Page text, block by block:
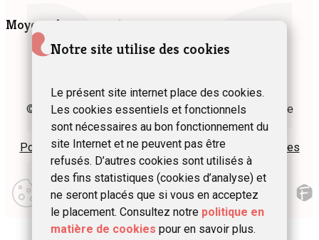
Moyens de paiement
Modifier
mes
préférences
d\’utilisation
© 2024 Fédération des Gîtes et Chambres d’hôtes de
Wallonie asbl
Politique de confidentialitéPlan du siteMentions légales
Notre site utilise des cookies
Le présent site internet place des cookies.
Les cookies essentiels et fonctionnels
sont nécessaires au bon fonctionnement du
site Internet et ne peuvent pas être
refusés. D’autres cookies sont utilisés à
des fins statistiques (cookies d’analyse) et
ne seront placés que si vous en acceptez
le placement. Consultez notre politique en
matière de cookies pour en savoir plus.